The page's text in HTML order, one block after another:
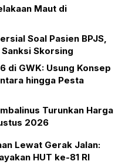
Maut di
Soal Pasien BPJS,
Skorsing
di GWK: Usung Konsep
hingga Pesta
Turunkan Harga
2026
Lewat Gerak Jalan:
HUT ke-81 RI